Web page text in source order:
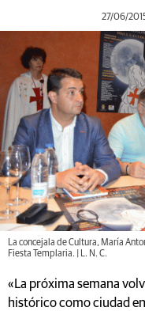
27/06/
La concejala de Cultura, María
Fiesta Templaria. | L. N. C.
«La próxima semana
histórico como ciudad